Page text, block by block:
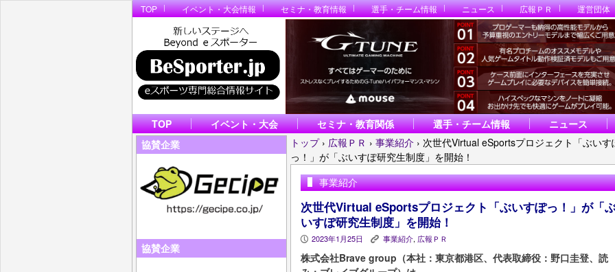
TOP イベント・大会情報 セミナ・教育情報 選手・チーム情報 ニュース 広報ＰＲ 運営団体
TOP イベント・大会 セミナ・教育関係 選手・チーム情報
ニュース
協賛企業
協賛企業
トップ › 広報ＰＲ › 事業紹介 › 次世代Virtual eSportsプロジェクト「ぶいす
っ！」が「ぶいすぽ研究生制度」を開始！
事業紹介
次世代Virtual eSportsプロジェクト「ぶいすぽっ！」が「
いすぽ研究生制度」を開始！
P 2023年1月25日 K 事業紹介, 広報ＰＲ
株式会社Brave group（本社：東京都港区、代表取締役：野口圭登、読